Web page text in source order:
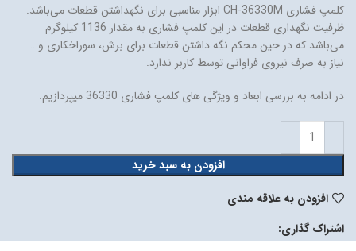
کلمپ فشاری CH-36330M ابزار مناسبی برای نگهداشتن قطعات می‌باشد.
ظرفیت نگهداری قطعات در این کلمپ فشاری به مقدار 1136 کیلوگرم
می‌باشد که در حین محکم نگه داشتن قطعات برای برش، سوراخکاری و …
نیاز به صرف نیروی فراوانی توسط کاربر ندارد.
در ادامه به بررسی ابعاد و ویژگی های کلمپ فشاری 36330 میپردازیم.
افزودن به سبد خرید
افزودن به علاقه مندی
اشتراک گذاری: